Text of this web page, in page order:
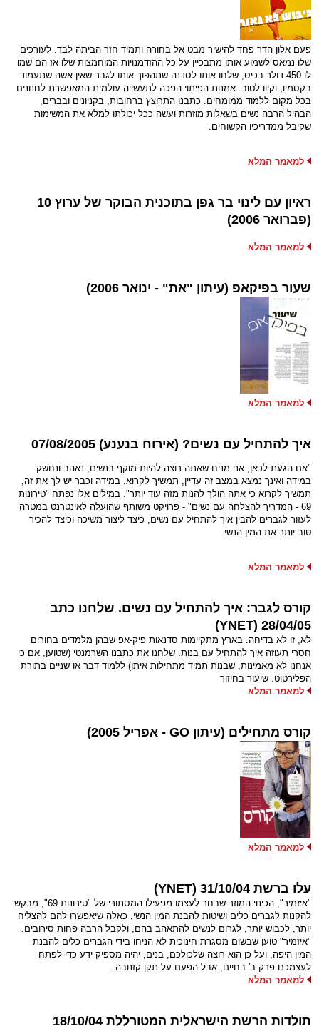
פעם אלון הדר פחד להישיר מבט אל בחורה ותמיד חזר הביתה לבד. לעורכים
שלו נמאס לשמוע אותו מתבכיין על כל ההזדמנויות המוחמצות שלו אז הם שמו
לו 450 דולר בכיס, שלחו אותו לסדנה שתהפוך אותו לגבר שאין אשה שתעמוד
בקסמיו, וקיוו לטוב. אמנות הפיתוי הפכה לתעשייה עולמית המאפשרת לחנונים
בכל מקום ללמוד ממומחים. כתבנו התרוצץ ברחובות, בקניונים ובברים,
הבהיל הרבה נשים בשאלות מוזרות ועשה ככל יכולתו למלא את המשימות
שקיבל ממדריכיו הקשוחים.
למאמר המלא
ראיון עם לינוי בר גפן בתוכנית הבוקר של ערוץ 10
(פברואר 2006)
למאמר המלא
שעור בפיקאפ (עיתון "את" - ינואר 2006)
למאמר המלא
איך להתחיל עם נשים? (אירוח בנענע) 07/08/2005
"אם הגעת לכאן, אני מניח שאתה רוצה להיות מוקף בנשים, נאהב ונחשק.
במידה ואינך נמצא במצב זה עדיין, תמשיך לקרוא. במידה וכבר יש לך את זה,
תמשיך לקרוא כי אתה הולך להנות מזה עוד יותר". במילים אלו נפתח "טירונות
69 - המדריך להצלחה עם נשים" - פרויקט משותף שהועלה לאינטרנט במטרה
לעזור לגברים להבין איך להתחיל עם נשים, כיצד ליצור משיכה וכיצד להכיר
טוב יותר את המין הנשי.
למאמר המלא
קורס לגבר: איך להתחיל עם נשים. שלחנו כתב
28/04/05 (YNET)
לא, זו לא בדיחה. בארץ מתקיימות סדנאות פיק-אפ שבהן מלמדים בחורים
חסרי תעוזה איך להתחיל עם בנות. שלחנו את כתבנו השרמנטי (שטוען, אם כי
אנחנו לא מאמינות, שבנות תמיד מתחילות איתו) ללמוד דבר או שניים בתורת
הפלירטוט. שיעור בחיזור
למאמר המלא
קורס מתחילים (עיתון GO - אפריל 2005)
למאמר המלא
עלו ברשת 31/10/04 (YNET)
"איזמיר", הכינוי המוזר שבחר לעצמו מפעילו המסתורי של "טירונות 69", מבקש
להקנות לגברים כלים ושיטות להבנת המין הנשי, כאלה שיאפשרו להם להצליח
יותר, לכבוש יותר, לגרום לנשים להתאהב בהם, ולקבל הרבה פחות סירובים.
"איזמיר" טוען שבשום מסגרת חינוכית לא הניחו בידי הגברים כלים להבנת
המין היפה, ועל כן הוא רוצה שלכולכם, בנים, יהיה מספיק ידע כדי לפתח
לעצמכם פרק ב' בחיים, אבל הפעם על תקן קזנובה.
למאמר המלא
תולדות הרשת הישראלית המטורללת 18/10/04